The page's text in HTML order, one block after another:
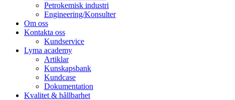
Petrokemisk industri
Engineering/Konsulter
Om oss
Kontakta oss
Kundservice
Lyma academy
Artiklar
Kunskapsbank
Kundcase
Dokumentation
Kvalitet & hållbarhet